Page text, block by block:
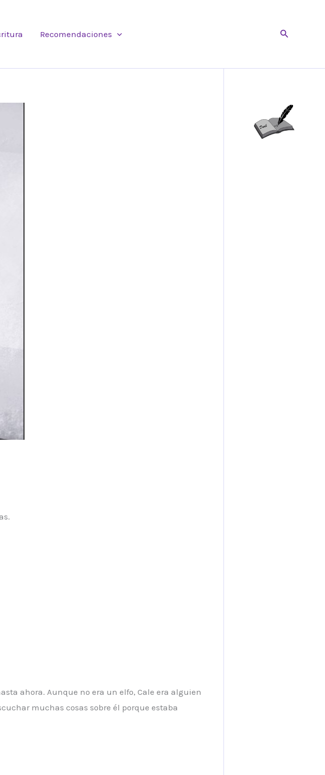
Recomendaciones Buscar
ahora. Aunque no era un elfo, Cale era alguien
muchas cosas sobre él porque estaba